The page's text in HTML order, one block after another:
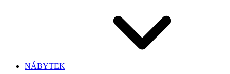
NÁBYTEK